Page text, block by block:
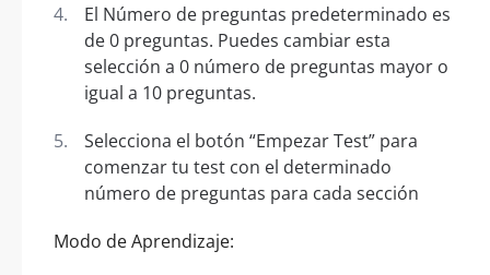
El Número de preguntas predeterminado es
de 0 preguntas. Puedes cambiar esta
selección a 0 número de preguntas mayor o
igual a 10 preguntas.
Selecciona el botón “Empezar Test” para
comenzar tu test con el determinado
número de preguntas para cada sección
Modo de Aprendizaje: